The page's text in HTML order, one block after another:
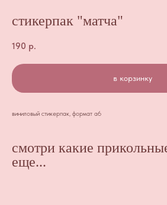
стикерпак "матча"
190 р.
в корзинку
виниловый стикерпак, формат а6
смотри какие
еще...